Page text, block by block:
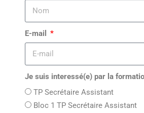
E-mail
Je suis interessé(e) par la
TP Secrétaire Assistant
Bloc 1 TP Secrétaire Assistant